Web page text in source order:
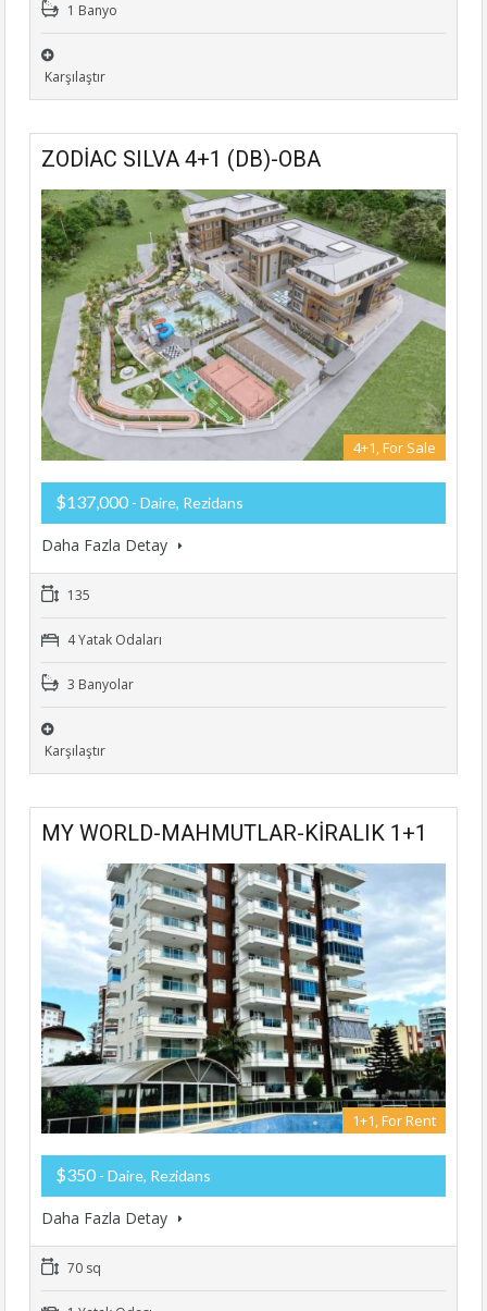
1 Banyo
Karşılaştır
ZODİAC SILVA 4+1 (DB)-OBA
4+1, For Sale
$137,000 - Daire, Rezidans
Daha Fazla Detay
135
4 Yatak Odaları
3 Banyolar
Karşılaştır
MY WORLD-MAHMUTLAR-KİRALIK 1+1
1+1, For Rent
$350 - Daire, Rezidans
Daha Fazla Detay
70 sq